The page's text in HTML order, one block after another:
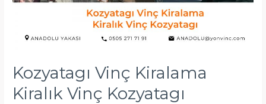
Kozyatagı Vinç Kiralama
Kiralık Vinç Kozyatagı